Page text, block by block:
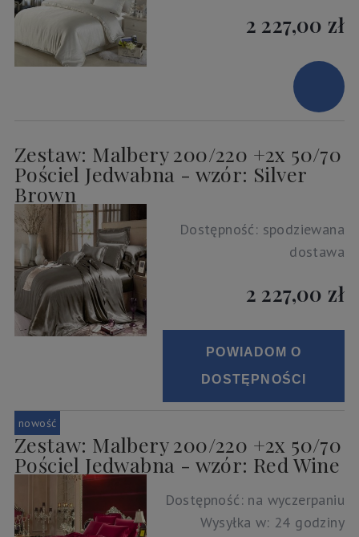
2 227,00 zł
Zestaw: Malbery 200/220 +2x 50/70
Pościel Jedwabna - wzór: Silver
Brown
Dostępność: spodziewana
dostawa
2 227,00 zł
POWIADOM O
DOSTĘPNOŚCI
Zestaw: Malbery 200/220 +2x 50/70
Pościel Jedwabna - wzór: Red Wine
Dostępność: na wyczerpaniu
Wysyłka w: 24 godziny
nowość